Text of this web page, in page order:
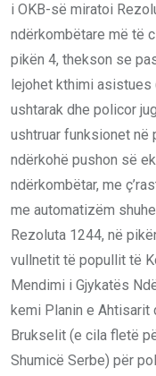
i OKB-së miratoi
ndërkombëtare më të
pikën 4, thekson se
lejohet kthimi
ushtarak dhe policor
ushtruar funksionet në
ndërkohë pushon së
ndërkombëtar, me
me automatizëm
Rezoluta 1244, në
vullnetit të popullit të
Mendimi i Gjykatës
kemi Planin e Ahtisarit
Brukselit (e cila fletë
Shumicë Serbe) për